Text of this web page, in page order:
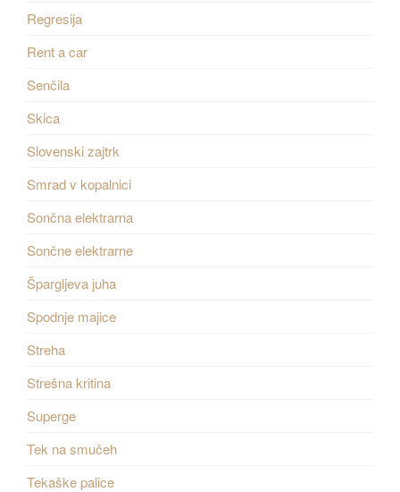
Regresija
Rent a car
Senčila
Skica
Slovenski zajtrk
Smrad v kopalnici
Sončna elektrarna
Sončne elektrarne
Špargljeva juha
Spodnje majice
Streha
Strešna kritina
Superge
Tek na smučeh
Tekaške palice